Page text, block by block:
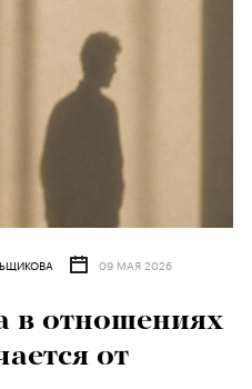
09 МАЯ 2026
в отношениях
от